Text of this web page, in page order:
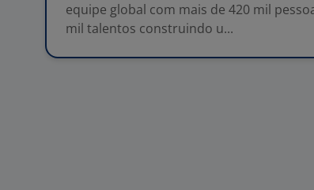
equipe global com mais de 420 mil
mil talentos construindo u...